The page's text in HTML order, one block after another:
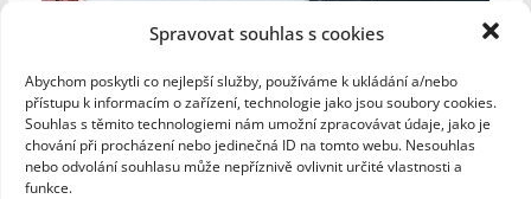
Spravovat souhlas s cookies
Abychom poskytli co nejlepší služby, používáme k ukládání a/nebo
přístupu k informacím o zařízení, technologie jako jsou soubory cookies.
Souhlas s těmito technologiemi nám umožní zpracovávat údaje, jako je
chování při procházení nebo jedinečná ID na tomto webu. Nesouhlas
nebo odvolání souhlasu může nepříznivě ovlivnit určité vlastnosti a
funkce.